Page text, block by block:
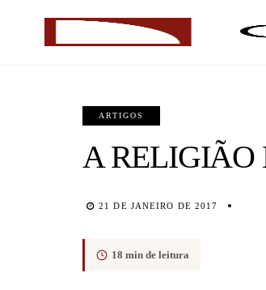
ARTIGOS
A RELIGIÃO
21 DE JANEIRO DE 2017
18 min de leitura